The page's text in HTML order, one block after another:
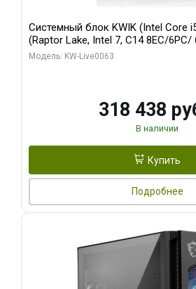
Системный блок KWIK (Intel Core
(Raptor Lake, Intel 7, C14 8EC/
RTX5080 VENTUS 3X OC 16GB
Модель: KW-Live0063
318 438
В наличии
Купить
Подробнее